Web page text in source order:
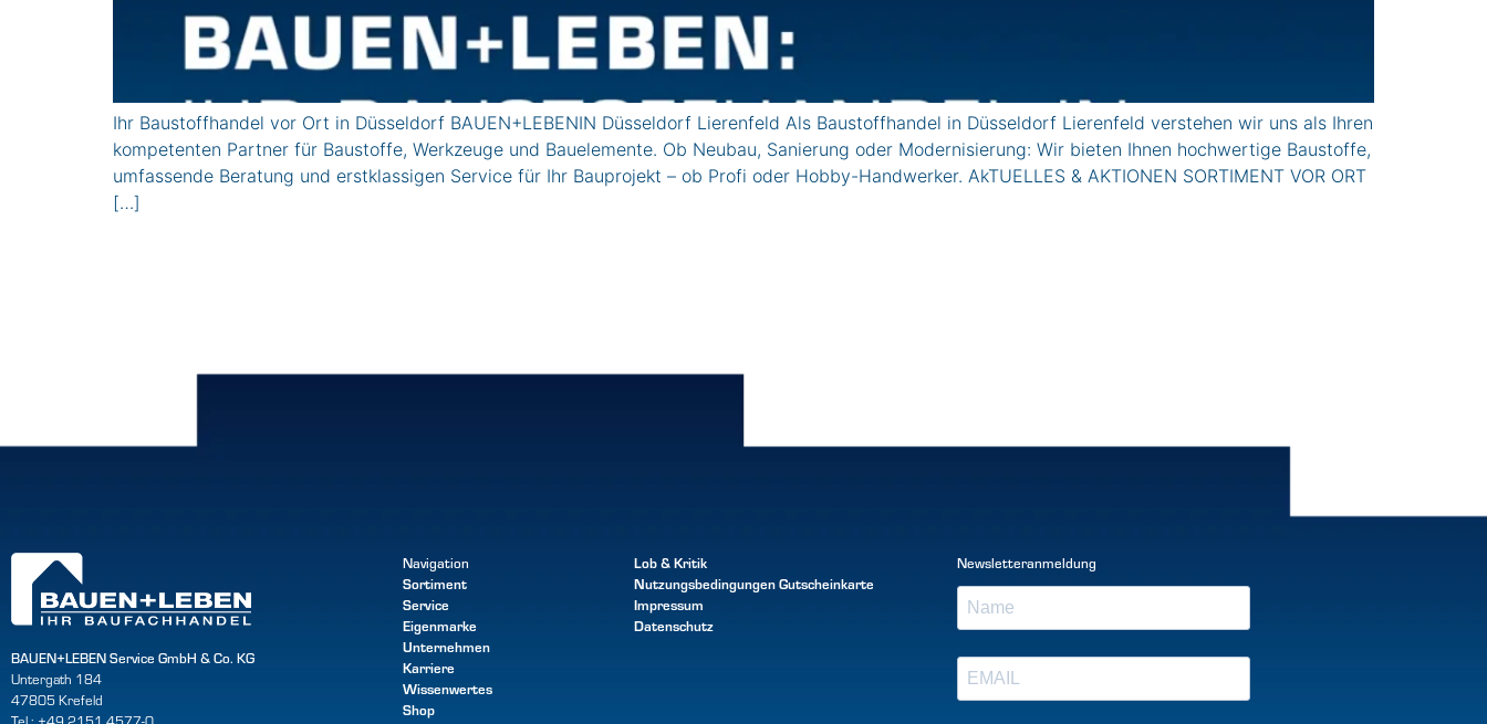
Ihr Baustoffhandel vor Ort in Düsseldorf BAUEN+LEBENIN Düsseldorf Lierenfeld Als Baustoffhandel in Düsseldorf Lierenfeld verstehen wir uns als Ihren
kompetenten Partner für Baustoffe, Werkzeuge und Bauelemente. Ob Neubau, Sanierung oder Modernisierung: Wir bieten Ihnen hochwertige Baustoffe,
umfassende Beratung und erstklassigen Service für Ihr Bauprojekt – ob Profi oder Hobby-Handwerker. AkTUELLES & AKTIONEN SORTIMENT VOR ORT
[…]
BAUEN+LEBEN Service GmbH & Co. KG
Untergath 184
47805 Krefeld
Tel.: +49 2151 4577-0
Navigation
Sortiment
Service
Eigenmarke
Unternehmen
Karriere
Wissenwertes
Shop
Lob & Kritik
NutzungsbedingungenGutscheinkarte
Impressum
Datenschutz
Newsletteranmeldung